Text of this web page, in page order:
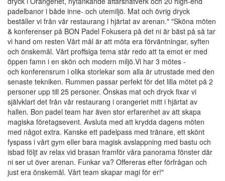
padelbanor i både inne- och utemiljö. Mat och övrig dryck
beställer vi från vår restaurang i hjärtat av arenan." "Sköna möten
& konferenser på BON Padel Fokusera på det ni är bäst på så tar
vi hand om resten Vårt mål är att möta era förväntningar, syften
och önskemål. Vårt proffsiga tema står redo att ta emot er med
öppen famn i en skön och modern miljö.Vi har 3 mötes -
och konferensrum i olika storlekar som alla är utrustade med den
senaste tekniken. Rummen passar perfekt för det lilla mötet på 2
personer upp till 25 personer. Önskas mat och dryck fixar vi
självklart det från vår restaurang i orangeriet mitt i hjärtat av
hallen. Bon padel team har även stor erfarenhet av att skapa
magiska företagsevent. Avsluta med att krydda dagens möten
med något extra. Kanske ett padelpass med tränare, ett skönt
fyspass i vårt gym eller bara magisk avslappning med bastu och
isbad följt av relax vid brasan framför våra panorama fönster där
ni ser ut över arenan. Funkar va? Offereras efter förfrågan och
just era önskemål. Vårt team skapar magi för er!"